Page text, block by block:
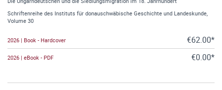
Schriftenreihe des Instituts für donauschwäbische Geschichte und Landeskunde,
Volume 30
2026 | Book - Hardcover €62.00*
2026 | eBook - PDF €0.00*